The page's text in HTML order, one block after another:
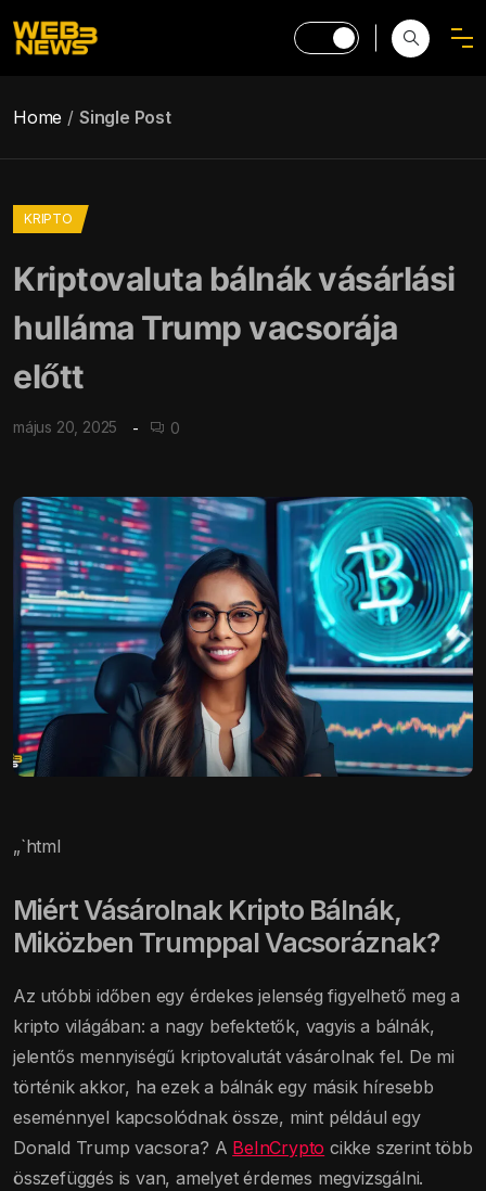
Home Single Post
KRIPTO
Kriptovaluta bálnák vásárlási
hulláma Trump vacsorája
előtt
május 20, 2025 0
„`html
Miért Vásárolnak Kripto Bálnák,
Miközben Trumppal Vacsoráznak?
Az utóbbi időben egy érdekes jelenség figyelhető meg a
kripto világában: a nagy befektetők, vagyis a bálnák,
jelentős mennyiségű kriptovalutát vásárolnak fel. De mi
történik akkor, ha ezek a bálnák egy másik híresebb
eseménnyel kapcsolódnak össze, mint például egy
Donald Trump vacsora? A BeInCrypto cikke szerint több
összefüggés is van, amelyet érdemes megvizsgálni.